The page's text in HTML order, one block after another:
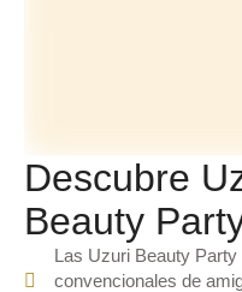
Descubre
Beauty
Las Uzuri Beauty
convencionales de